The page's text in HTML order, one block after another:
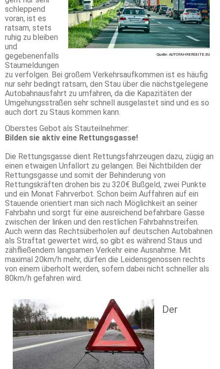
Quelle: AUTOFAHRERSEITE.EU
schleppend
voran, ist es
ratsam, stets
ruhig zu bleiben
und
gegebenenfalls
Staumeldungen
zu verfolgen. Bei großem Verkehrsaufkommen ist es häufig
nur sehr bedingt ratsam, den Stau über die nächstgelegene
Autobahnausfahrt zu umfahren, da die Kapazitäten der
Umgehungsstraßen sehr schnell ausgelastet sind und es so
auch dort zu Staus kommen kann.
Oberstes Gebot als Stauteilnehmer:
Bilden sie aktiv eine Rettungsgasse!
Die Rettungsgasse dient Rettungsfahrzeugen dazu, zügig an
einen etwaigen Unfallort zu gelangen. Bei Nichtbilden der
Rettungsgasse und somit der Behinderung von
Rettungskräften drohen bis zu 320€ Bußgeld, zwei Punkte
und ein Monat Fahrverbot. Schon beim Auffahren auf ein
Stauende orientiert man sich nach Möglichkeit an seiner
Fahrbahn und sorgt für eine ausreichend befahrbare Gasse
zwischen der linken und den restlichen Fahrbahnstreifen.
Auch wenn das Rechtsüberholen auf deutschen Autobahnen
als Straftat gewertet wird, so gibt es während Staus und
zähfließendem langsamen Verkehr eine Ausnahme. Mit
maximal 20km/h mehr, dürfen die Leidensgenossen rechts
von einem überholt werden, sofern dabei nicht schneller als
80km/h gefahren wird.
Der